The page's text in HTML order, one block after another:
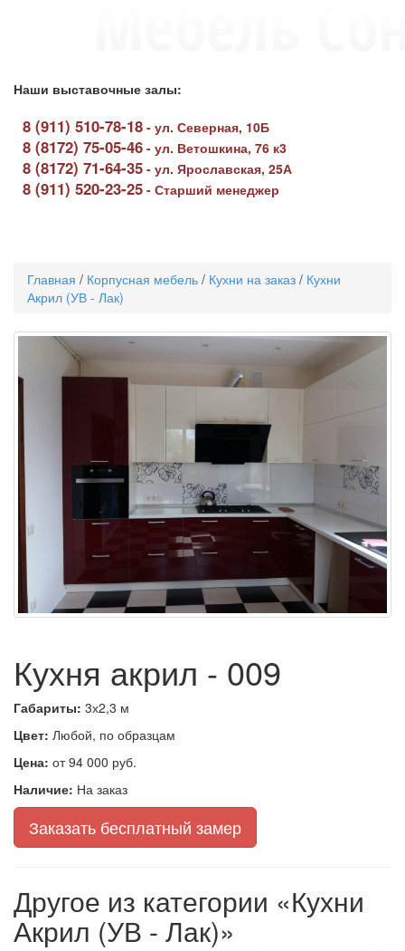
Наши выставочные залы:
8 (911) 510-78-18 - ул. Северная, 10Б
8 (8172) 75-05-46 - ул. Ветошкина, 76 к3
8 (8172) 71-64-35 - ул. Ярославская, 25А
8 (911) 520-23-25 - Старший менеджер
Главная / Корпусная мебель / Кухни на заказ / Кухни
Акрил (УВ - Лак)
Кухня акрил - 009
Габариты: 3х2,3 м
Цвет: Любой, по образцам
Цена: от 94 000 руб.
Наличие: На заказ
Заказать бесплатный замер
Другое из категории «Кухни
Акрил (УВ - Лак)»